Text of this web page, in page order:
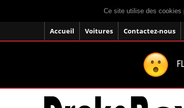
Ce site utilise des cookies
Accueil Voitures Contactez-nous